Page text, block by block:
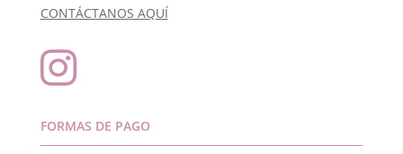
CONTÁCTANOS AQUÍ

FORMAS DE PAGO